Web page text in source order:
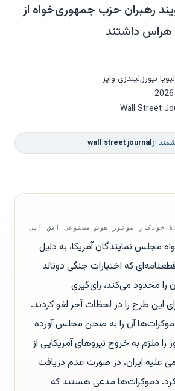
رهبران حزب جمهوری‌خواه از
داشتند
بیورز,لیندزی وایز
ازwall street journal
خودکار موتور هوش مصنوعی افق آبی
مجلس نمایندگان آمریکا، به دلیل
که اختیارات جنگی دونالد
را محدود می‌کند، رای‌گیری
این طرح را در لحظات آخر لغو کردند.
آن را به صحن مجلس آورده
ملزم به خروج نیروهای آمریکایی از
ایران، در صورت عدم دریافت
دموکرات‌ها مدعی هستند که